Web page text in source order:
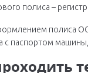
полиса –
полиса
с паспортом